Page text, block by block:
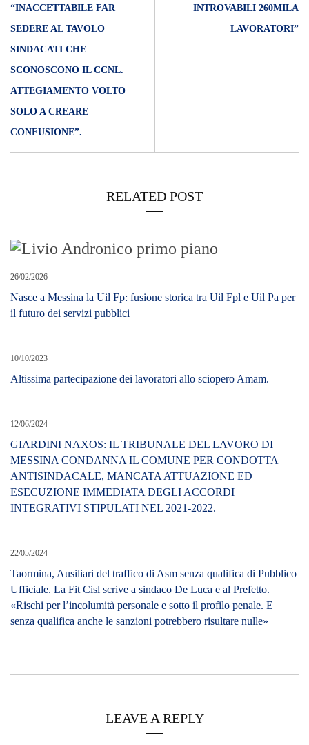
“INACCETTABILE FAR
SEDERE AL TAVOLO
SINDACATI CHE
SCONOSCONO IL CCNL.
ATTEGIAMENTO VOLTO
SOLO A CREARE
CONFUSIONE”.
INTROVABILI 260MILA
LAVORATORI”
RELATED POST
26/02/2026
Nasce a Messina la Uil Fp: fusione storica tra Uil Fpl e Uil Pa per
il futuro dei servizi pubblici
10/10/2023
Altissima partecipazione dei lavoratori allo sciopero Amam.
12/06/2024
GIARDINI NAXOS: IL TRIBUNALE DEL LAVORO DI
MESSINA CONDANNA IL COMUNE PER CONDOTTA
ANTISINDACALE, MANCATA ATTUAZIONE ED
ESECUZIONE IMMEDIATA DEGLI ACCORDI
INTEGRATIVI STIPULATI NEL 2021-2022.
22/05/2024
Taormina, Ausiliari del traffico di Asm senza qualifica di Pubblico
Ufficiale. La Fit Cisl scrive a sindaco De Luca e al Prefetto.
«Rischi per l’incolumità personale e sotto il profilo penale. E
senza qualifica anche le sanzioni potrebbero risultare nulle»
LEAVE A REPLY